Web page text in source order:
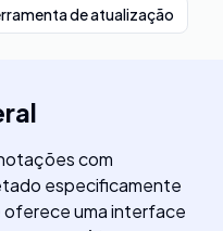
de atualização
com
especificamente
oferece uma interface